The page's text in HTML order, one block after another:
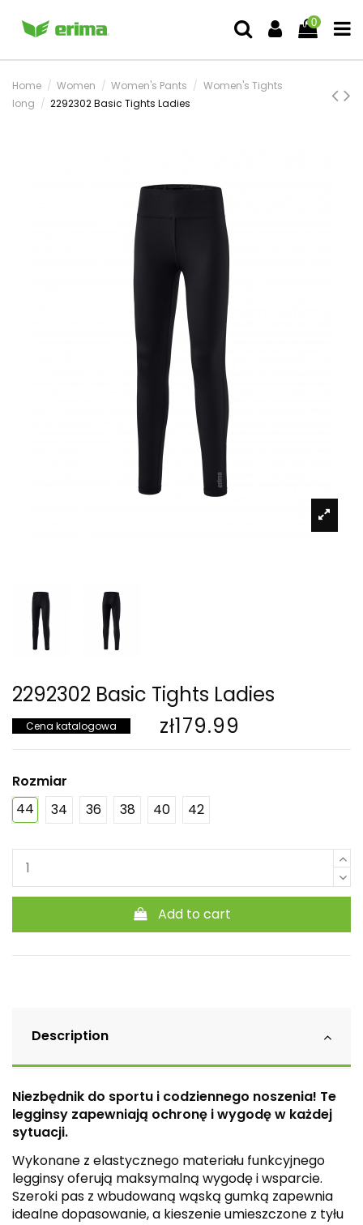
0
Home Women Women's Pants
Women's Tights
long
2292302 Basic Tights Ladies
2292302 Basic Tights Ladies
Cena katalogowa zł179.99
Rozmiar
44
34 36 38 40 42
Add to cart
Description
Niezbędnik do sportu i codziennego noszenia! Te
legginsy zapewniają ochronę i wygodę w każdej
sytuacji.
Wykonane z elastycznego materiału funkcyjnego
legginsy oferują maksymalną wygodę i wsparcie.
Szeroki pas z wbudowaną wąską gumką zapewnia
idealne dopasowanie, a kieszenie umieszczone z tyłu